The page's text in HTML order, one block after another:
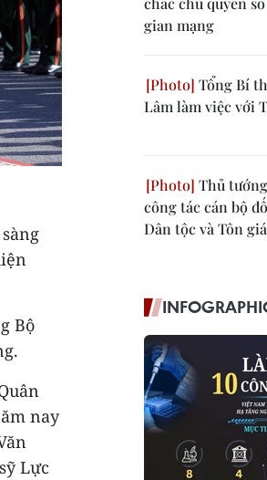
Bộ
nay
Lực
gian mạng
Tổng Bí
Lâm làm việc với
Thủ
công tác cán bộ
Dân tộc và Tôn